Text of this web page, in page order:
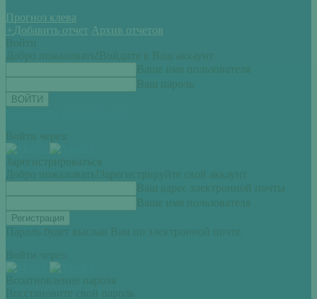
Прогноз клева
+ Добавить отчет Архив отчетов
Войти
Добро пожаловать! Войдите в Ваш аккаунт
Ваше имя пользователя
Ваш пароль
Войти через:
Зарегистрироваться
Добро пожаловать! Зарегистрируйте свой аккаунт
Ваш адрес электронной почты
Ваше имя пользователя
Пароль будет выслан Вам по электронной почте.
Войти через:
Всоатновление пароля
Восстановите свой пароль